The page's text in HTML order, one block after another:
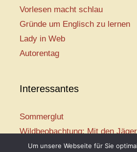
Vorlesen macht schlau
Gründe um Englisch zu lernen
Lady in Web
Autorentag
Interessantes
Sommerglut
Wildbeobachtung: Mit den
Mir ist so heiß
Um unsere Webseite für Sie